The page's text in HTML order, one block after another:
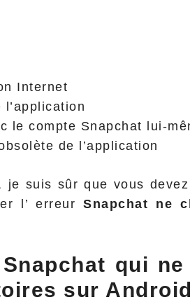
Internet
le compte Snapchat lui-
de l’application
je suis sûr que vous
l’ erreurSnapchat ne
qui
sur